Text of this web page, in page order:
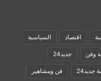
اقتصاد السياسية
وفن جديد24
فن ومشاهير